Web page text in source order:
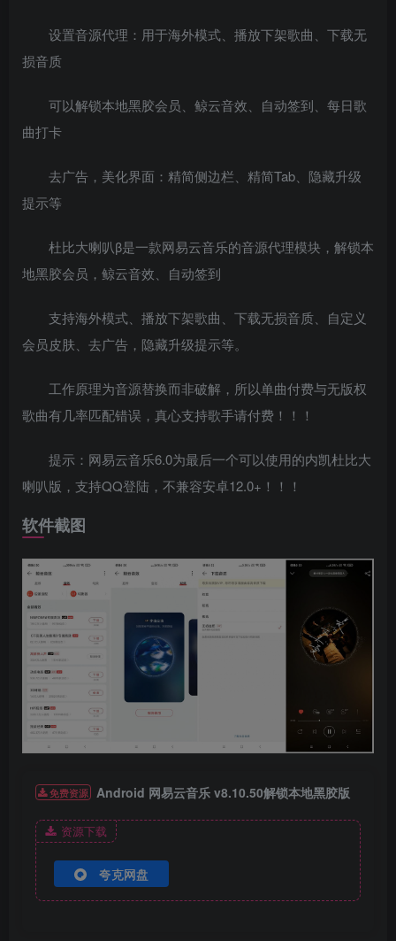
设置音源代理：用于海外模式、播放下架歌曲、下载无
损音质
可以解锁本地黑胶会员、鲸云音效、自动签到、每日歌
曲打卡
去广告，美化界面：精简侧边栏、精简Tab、隐藏升级
提示等
杜比大喇叭β是一款网易云音乐的音源代理模块，解锁本
地黑胶会员，鲸云音效、自动签到
支持海外模式、播放下架歌曲、下载无损音质、自定义
会员皮肤、去广告，隐藏升级提示等。
工作原理为音源替换而非破解，所以单曲付费与无版权
歌曲有几率匹配错误，真心支持歌手请付费！！！
提示：网易云音乐6.0为最后一个可以使用的内凯杜比大
喇叭版，支持QQ登陆，不兼容安卓12.0+！！！
软件截图
免费资源 Android 网易云音乐 v8.10.50解锁本地黑胶版
资源下载
夸克网盘